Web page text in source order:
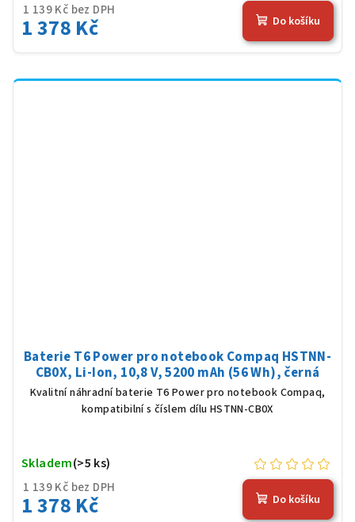
1 139 Kč bez DPH
1 378 Kč Do košíku
Baterie T6 Power pro notebook Compaq HSTNN-
CB0X, Li-Ion, 10,8 V, 5200 mAh (56 Wh), černá
Kvalitní náhradní baterie T6 Power pro notebook Compaq,
kompatibilní s číslem dílu HSTNN-CB0X
1 139 Kč bez DPH
1 378 Kč
Skladem(>5 ks)
Do košíku